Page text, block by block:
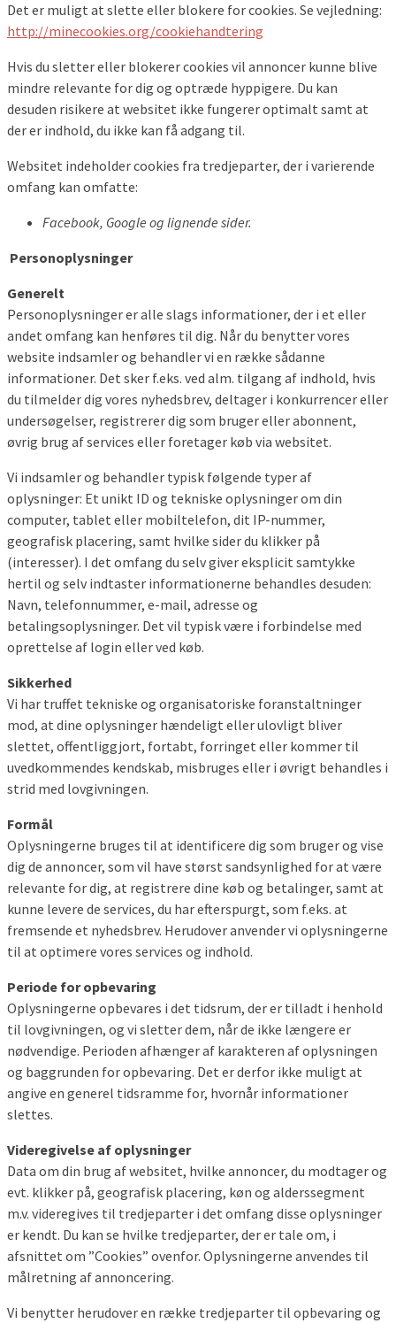
Det er muligt at slette eller blokere for cookies. Se vejledning:
http://minecookies.org/cookiehandtering
Hvis du sletter eller blokerer cookies vil annoncer kunne blive
mindre relevante for dig og optræde hyppigere. Du kan
desuden risikere at websitet ikke fungerer optimalt samt at
der er indhold, du ikke kan få adgang til.
Websitet indeholder cookies fra tredjeparter, der i varierende
omfang kan omfatte:
Facebook, Google og lignende sider.
Personoplysninger
Generelt
Personoplysninger er alle slags informationer, der i et eller
andet omfang kan henføres til dig. Når du benytter vores
website indsamler og behandler vi en række sådanne
informationer. Det sker f.eks. ved alm. tilgang af indhold, hvis
du tilmelder dig vores nyhedsbrev, deltager i konkurrencer eller
undersøgelser, registrerer dig som bruger eller abonnent,
øvrig brug af services eller foretager køb via websitet.
Vi indsamler og behandler typisk følgende typer af
oplysninger: Et unikt ID og tekniske oplysninger om din
computer, tablet eller mobiltelefon, dit IP-nummer,
geografisk placering, samt hvilke sider du klikker på
(interesser). I det omfang du selv giver eksplicit samtykke
hertil og selv indtaster informationerne behandles desuden:
Navn, telefonnummer, e-mail, adresse og
betalingsoplysninger. Det vil typisk være i forbindelse med
oprettelse af login eller ved køb.
Sikkerhed
Vi har truffet tekniske og organisatoriske foranstaltninger
mod, at dine oplysninger hændeligt eller ulovligt bliver
slettet, offentliggjort, fortabt, forringet eller kommer til
uvedkommendes kendskab, misbruges eller i øvrigt behandles i
strid med lovgivningen.
Formål
Oplysningerne bruges til at identificere dig som bruger og vise
dig de annoncer, som vil have størst sandsynlighed for at være
relevante for dig, at registrere dine køb og betalinger, samt at
kunne levere de services, du har efterspurgt, som f.eks. at
fremsende et nyhedsbrev. Herudover anvender vi oplysningerne
til at optimere vores services og indhold.
Periode for opbevaring
Oplysningerne opbevares i det tidsrum, der er tilladt i henhold
til lovgivningen, og vi sletter dem, når de ikke længere er
nødvendige. Perioden afhænger af karakteren af oplysningen
og baggrunden for opbevaring. Det er derfor ikke muligt at
angive en generel tidsramme for, hvornår informationer
slettes.
Videregivelse af oplysninger
Data om din brug af websitet, hvilke annoncer, du modtager og
evt. klikker på, geografisk placering, køn og alderssegment
m.v. videregives til tredjeparter i det omfang disse oplysninger
er kendt. Du kan se hvilke tredjeparter, der er tale om, i
afsnittet om ”Cookies” ovenfor. Oplysningerne anvendes til
målretning af annoncering.
Vi benytter herudover en række tredjeparter til opbevaring og